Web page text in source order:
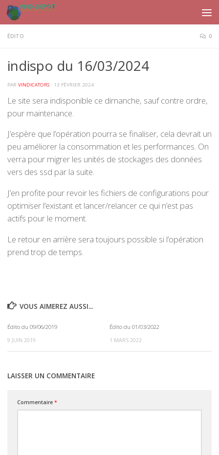
Skip to content
ÉDITO 0
indispo du 16/03/2024
PAR VINDICATORS · 13 FÉVRIER 2024
Le site sera indisponible ce dimanche, sauf contre ordre,
pour maintenance.
J’espère que l’opération pourra se finaliser, cela devrait un
peu améliorer la consommation et les performances. On
verra pour migrer les unités de stockages des données
vers des ssd par la suite.
J’en profite pour revoir les fichiers de configurations pour
optimiser l’existant et lancer/relancer ce qui n’est pas
actifs pour le moment.
Le retour en arrière sera toujours possible si l’opération
prend trop de temps.
VOUS AIMEREZ AUSSI...
Édito du 09/06/2019
9 JUIN 2019
Édito du 01/03/2022
1 MARS 2022
LAISSER UN COMMENTAIRE
Commentaire *